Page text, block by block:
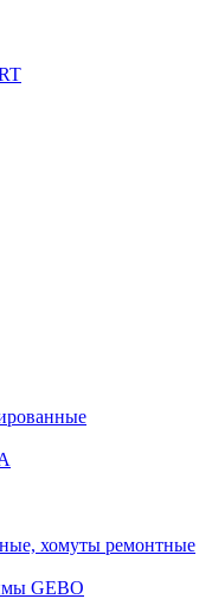
хомуты ремонтные
GEBO